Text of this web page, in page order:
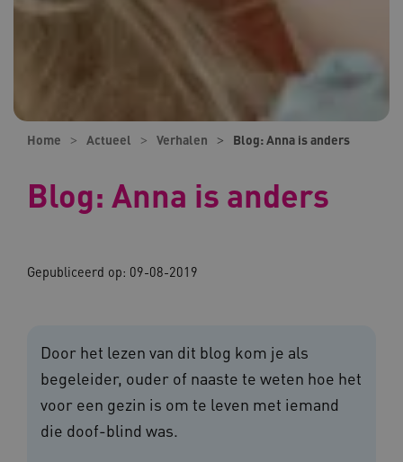
Home Actueel Verhalen Blog: Anna is anders
Blog: Anna is anders
Gepubliceerd op: 09-08-2019
Door het lezen van dit blog kom je als
begeleider, ouder of naaste te weten hoe het
voor een gezin is om te leven met iemand
die doof-blind was.